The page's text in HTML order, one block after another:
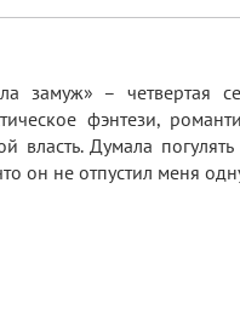
замуж» – четвертая
фэнтези,
власть. Думала
он не отпустил меня